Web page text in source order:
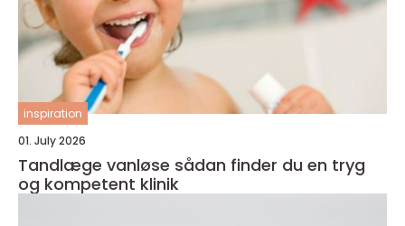
inspiration
01. July 2026
Tandlæge vanløse sådan finder du en tryg
og kompetent klinik